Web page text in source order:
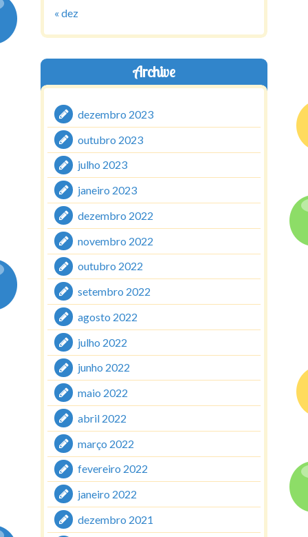
« dez
Archive
dezembro 2023
outubro 2023
julho 2023
janeiro 2023
dezembro 2022
novembro 2022
outubro 2022
setembro 2022
agosto 2022
julho 2022
junho 2022
maio 2022
abril 2022
março 2022
fevereiro 2022
janeiro 2022
dezembro 2021